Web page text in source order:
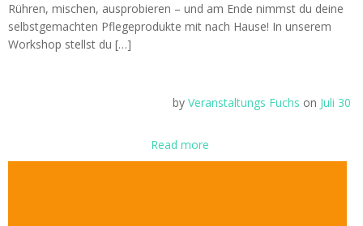
Rühren, mischen, ausprobieren – und am Ende nimmst du deine
selbstgemachten Pflegeprodukte mit nach Hause! In unserem
Workshop stellst du […]
by Veranstaltungs Fuchs on Juli 30
Read more